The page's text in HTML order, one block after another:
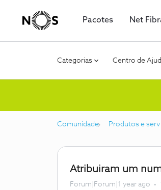
Pacotes Net
Categorias Centro de
Comunidade Produtos e
Atribuiram um
Forum|Forum|1 year ago